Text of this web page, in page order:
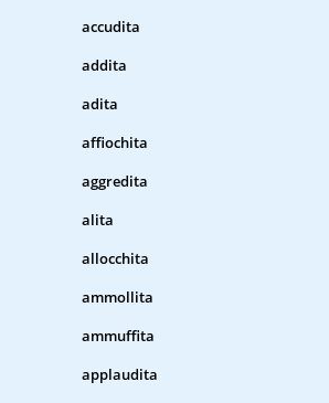
accudita
addita
adita
affiochita
aggredita
alita
allocchita
ammollita
ammuffita
applaudita